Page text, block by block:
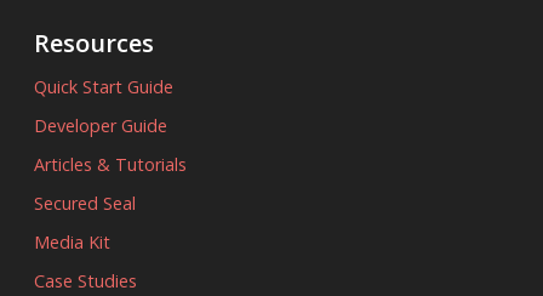
Resources
Quick Start Guide
Developer Guide
Articles & Tutorials
Secured Seal
Media Kit
Case Studies